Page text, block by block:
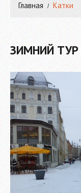
Главная Катки
ЗИМНИЙ